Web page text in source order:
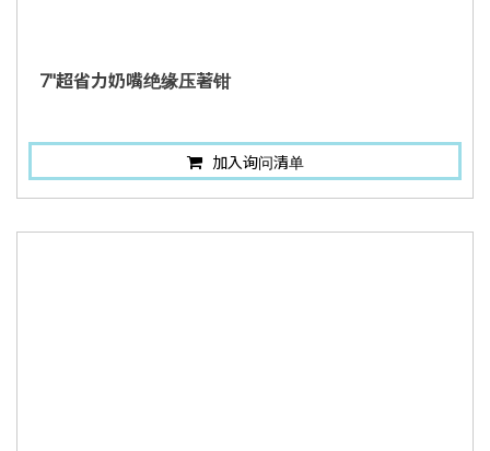
7"超省力奶嘴绝缘压著钳
加入询问清单